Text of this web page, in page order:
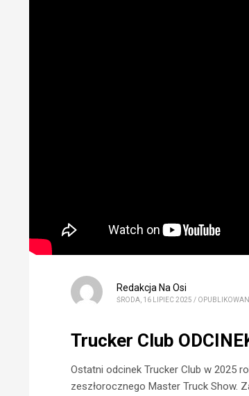
Redakcja Na Osi
ŚRODA, 16 LIPIEC 2025 /
Trucker Club
Ostatni odcinek Trucker Club w 2025
zeszłorocznego Master Truck Show.